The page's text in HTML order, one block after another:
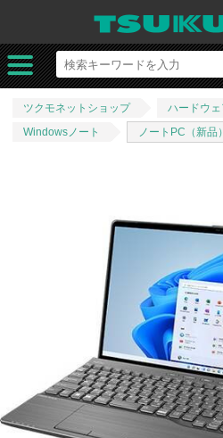
ツクモネットショップ ハードウェ
Windowsノート
ノートPC（新品）